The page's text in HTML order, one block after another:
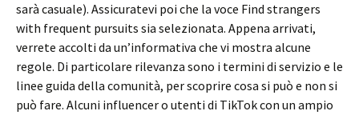
sarà casuale). Assicuratevi poi che la voce Find strangers
with frequent pursuits sia selezionata. Appena arrivati,
verrete accolti da un’informativa che vi mostra alcune
regole. Di particolare rilevanza sono i termini di servizio e le
linee guida della comunità, per scoprire cosa si può e non si
può fare. Alcuni influencer o utenti di TikTok con un ampio